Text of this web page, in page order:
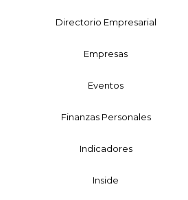
Directorio Empresarial
Empresas
Eventos
Finanzas Personales
Indicadores
Inside